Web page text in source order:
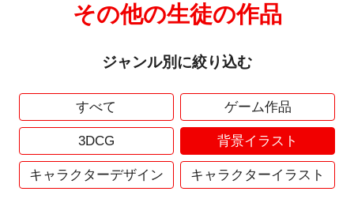
その他の生徒の作品
ジャンル別に絞り込む
すべて ゲーム作品
3DCG 背景イラスト
キャラクターデザイン キャラクターイラスト